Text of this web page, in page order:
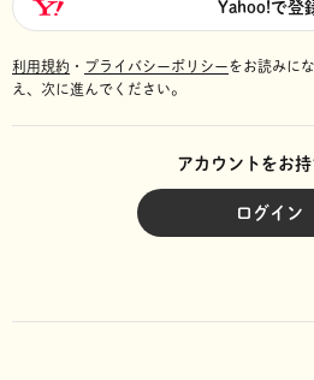
Yahoo!で登
利用規約 ・ プライバシーポリシーをお読みにな
え、次に進んでください。
アカウントをお
ログイン